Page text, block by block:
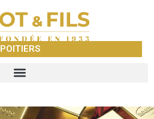
POITIERS